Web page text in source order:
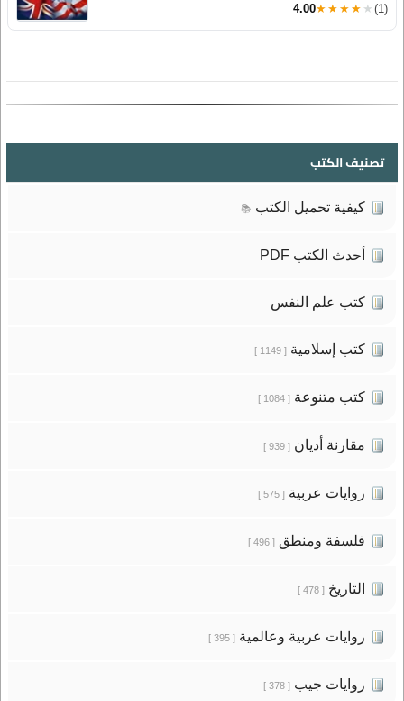
4.00★★★★★ (1)
تصنيف الكتب
كيفية تحميل الكتب 📚
أحدث الكتب PDF
كتب علم النفس
كتب إسلامية[ 1149 ]
كتب متنوعة[ 1084 ]
مقارنة أديان[ 939 ]
روايات عربية[ 575 ]
فلسفة ومنطق[ 496 ]
التاريخ[ 478 ]
روايات عربية وعالمية[ 395 ]
روايات جيب[ 378 ]